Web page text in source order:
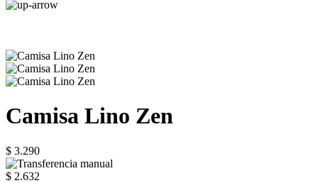
Camisa Lino Zen
$ 3.290
$ 2.632